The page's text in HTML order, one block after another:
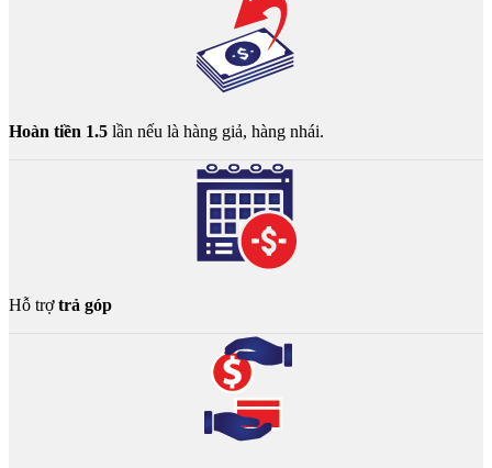
Hoàn tiền 1.5 lần nếu là hàng giả, hàng nhái.
Hỗ trợtrả góp